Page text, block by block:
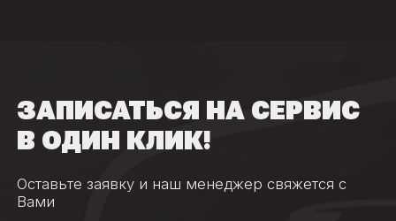
ЗАПИСАТЬСЯ НА СЕРВИС
В ОДИН КЛИК!
Оставьте заявку и наш менеджер свяжется с
Вами